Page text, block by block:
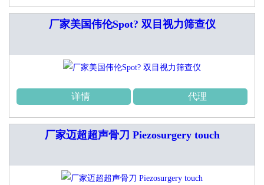
厂家美国伟伦Spot? 双目视力筛查仪
详情 代理
厂家迈超超声骨刀 Piezosurgery touch